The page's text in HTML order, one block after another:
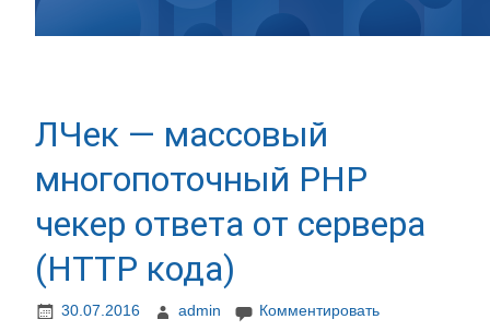
ЛЧек — массовый
многопоточный PHP
чекер ответа от сервера
(HTTP кода)
30.07.2016 admin Комментировать